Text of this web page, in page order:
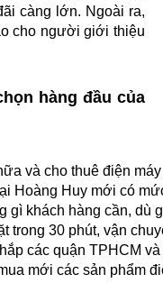
càng lớn. Ngoài ra,
cho người giới thiệu
hàng đầu của
và cho thuê điện
Hoàng Huy mới có
gì khách hàng cần, dù
trong 30 phút, vận
các quận TPHCM
mới các sản phẩm